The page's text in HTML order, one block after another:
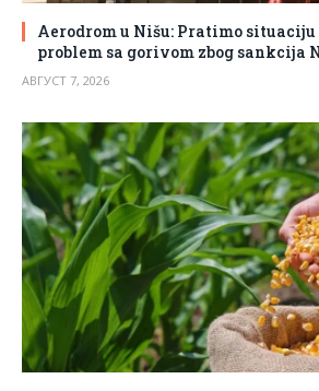
Aerodrom u Nišu: Pratimo situaciju
problem sa gorivom zbog sankcija
АВГУСТ 7, 2026